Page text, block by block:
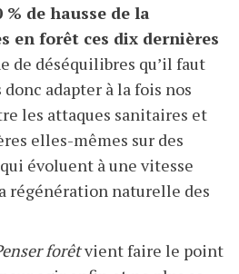
% de hausse de la
en forêt ces dix dernières
de déséquilibres qu’il faut
donc adapter à la fois nos
les attaques sanitaires et
elles-mêmes sur des
évoluent à une vitesse
régénération naturelle des
forêtvient faire le point